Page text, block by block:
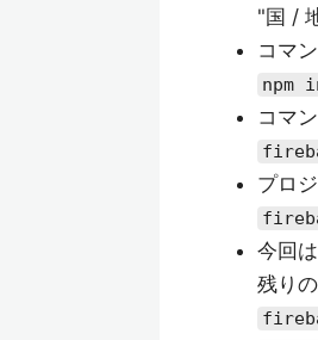
"国 /
コマ
npm
コマ
プロ
今回
残り